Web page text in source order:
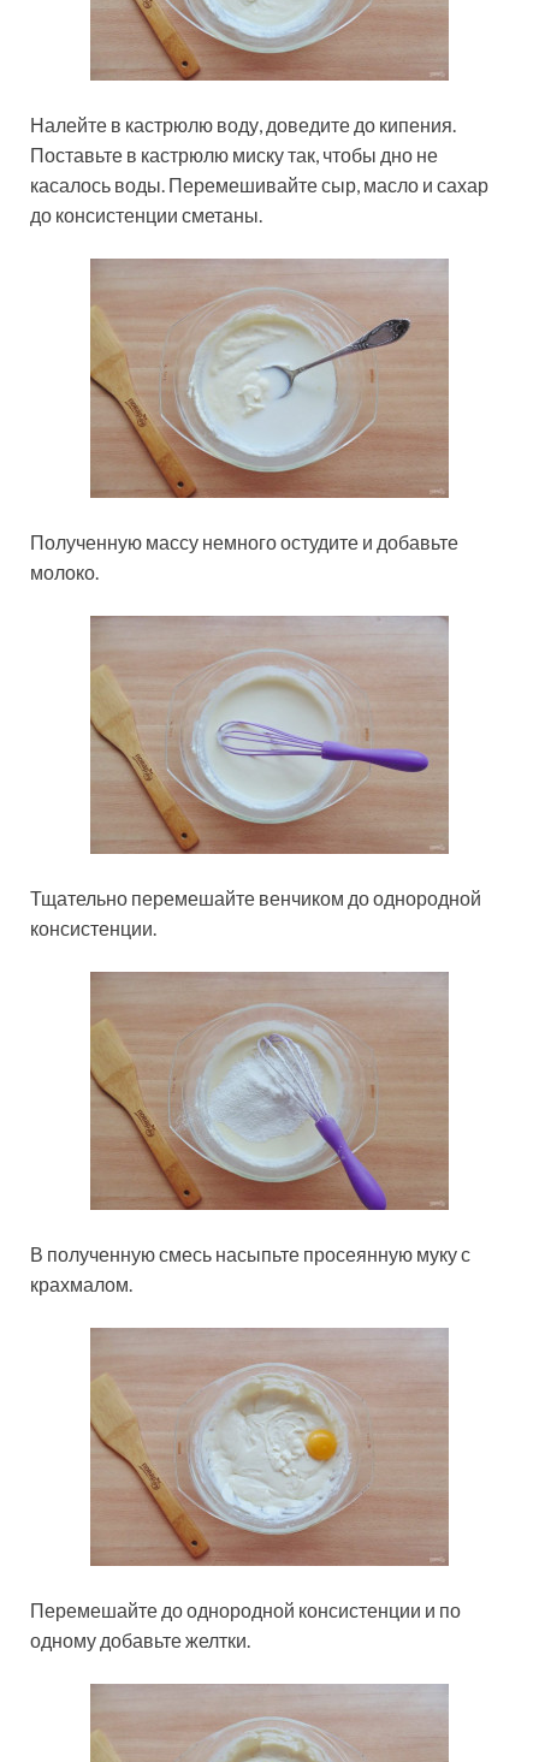
Налейте в кастрюлю воду, доведите до кипения.
Поставьте в кастрюлю миску так, чтобы дно не
касалось воды. Перемешивайте сыр, масло и сахар
до консистенции сметаны.
Полученную массу немного остудите и добавьте
молоко.
Тщательно перемешайте венчиком до однородной
консистенции.
В полученную смесь насыпьте просеянную муку с
крахмалом.
Перемешайте до однородной консистенции и по
одному добавьте желтки.